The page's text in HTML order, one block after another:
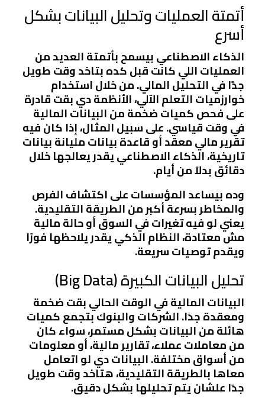
أتمتة العمليات وتحليل البيانات بشكل
أسرع
الذكاء الاصطناعي بيسمح بأتمتة العديد من
العمليات اللي كانت قبل كده بتاخد وقت طويل
جدًا في التحليل المالي. من خلال استخدام
خوارزميات التعلم الآلي، الأنظمة دي بقت قادرة
على فحص كميات ضخمة من البيانات المالية
في وقت قياسي. على سبيل المثال، إذا كان فيه
تقرير مالي معقد أو قاعدة بيانات مليانة بيانات
تاريخية، الذكاء الاصطناعي يقدر يعالجها خلال
دقائق بدلاً من أيام.
وده بيساعد المؤسسات على اكتشاف الفرص
والمخاطر بسرعة أكبر من الطريقة التقليدية.
يعني لو فيه تغيرات في السوق أو حالة مالية
مش معتادة، النظام الذكي يقدر يلاحظها فورًا
ويقدم توصيات سريعة.
تحليل البيانات الكبيرة (Big Data)
البيانات المالية في الوقت الحالي بقت ضخمة
ومعقدة جدًا. الشركات والبنوك بتجمع كميات
هائلة من البيانات بشكل مستمر، سواء كان
من معاملات عملاء، تقارير مالية، أو معلومات
من أسواق مختلفة. البيانات دي لو اتعامل
معاها بالطريقة التقليدية، هتاخد وقت طويل
جدًا علشان يتم تحليلها بشكل دقيق.